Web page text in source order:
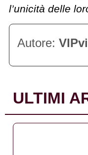
l’unicità delle
ULTIMI